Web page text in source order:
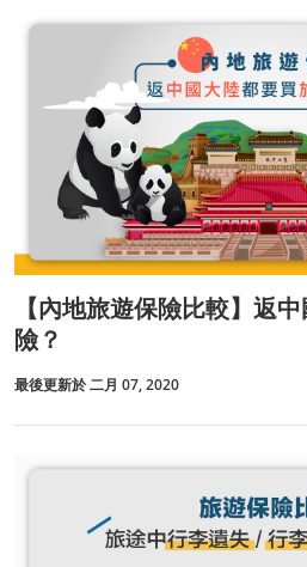
【內地旅遊保險比較】返
險？
最後更新於 二月 07, 2020